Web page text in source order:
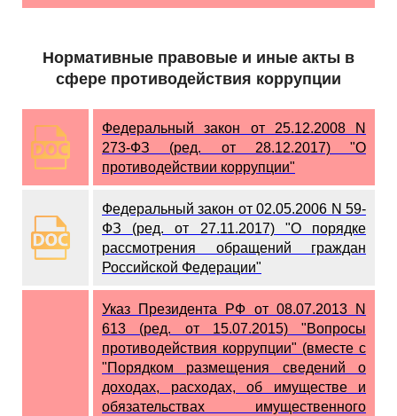
Нормативные правовые и иные акты в
сфере противодействия коррупции
Федеральный закон от 25.12.2008 N
273-ФЗ (ред. от 28.12.2017) "О
противодействии коррупции"
Федеральный закон от 02.05.2006 N 59-
ФЗ (ред. от 27.11.2017) "О порядке
рассмотрения обращений граждан
Российской Федерации"
Указ Президента РФ от 08.07.2013 N
613 (ред. от 15.07.2015) "Вопросы
противодействия коррупции" (вместе с
"Порядком размещения сведений о
доходах, расходах, об имуществе и
обязательствах имущественного